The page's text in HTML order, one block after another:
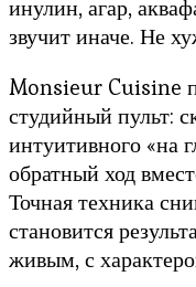
инулин, агар,
звучит иначе. Не
Monsieur Cuisine
студийный пульт:
интуитивного «на
обратный ход
Точная техника
становится
живым, с